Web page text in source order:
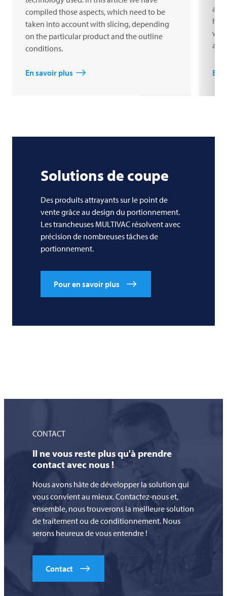
compiled those aspects, which need to be
taken into account with slicing, depending
on the particular product and the outline
conditions.
En savoir plus
are
En
Solutions de coupe
Des produits attrayants sur le point de
vente grâce au design du portionnement.
Les trancheuses MULTIVAC résolvent avec
précision de nombreuses tâches de
portionnement.
Pour en savoir plus
CONTACT
Il ne vous reste plus qu'à prendre
contact avec nous !
Nous avons hâte de développer la solution qui
vous convient au mieux. Contactez-nous et,
ensemble, nous trouverons la meilleure solution
de traitement ou de conditionnement. Nous
serons heureux de vous entendre !
Contact